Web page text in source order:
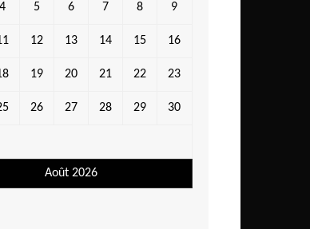
Août 2026
4 5 6 7 8 9
12 13 14 15 16
19 20 21 22 23
26 27 28 29 30